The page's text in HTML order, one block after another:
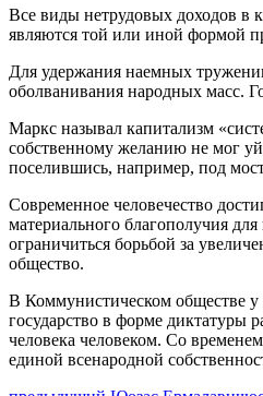
Все виды нетрудовых доходов в
являются той или иной формой
Для удержания наемных
оболванивания народных масс.
Маркс называл капитализм
собственному желанию не мог
поселившись, например, под
Современное человечество
материального благополучия
ограничиться борьбой за
общество.
В Коммунистическом обществе у
государство в форме диктатуры
человека человеком. Со
единой всенародной